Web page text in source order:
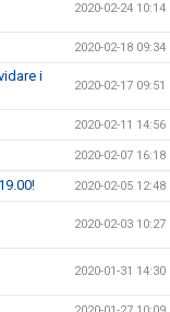
2020-02-24 10:14
2020-02-18 09:34
i
2020-02-17 09:51
2020-02-11 14:56
2020-02-07 16:18
2020-02-05 12:48
2020-02-03 10:27
2020-01-31 14:30